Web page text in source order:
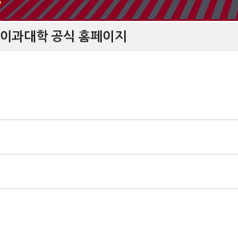
이과대학 공식 홈페이지